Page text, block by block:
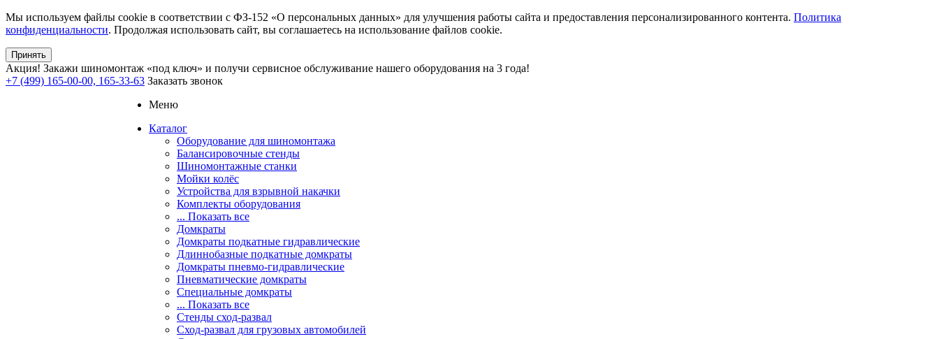
Мы используем файлы cookie в соответствии с ФЗ-152 «О персональных данных» для улучшения работы сайта и предоставления персонализированного контента. Политика
конфиденциальности. Продолжая использовать сайт, вы соглашаетесь на использование файлов cookie.
Принять
Акция! Закажи шиномонтаж «под ключ» и получи сервисное обслуживание нашего оборудования на 3 года!
+7 (499) 165-00-00, 165-33-63 Заказать звонок
Меню
Каталог
Оборудование для шиномонтажа
Балансировочные стенды
Шиномонтажные станки
Мойки колёс
Устройства для взрывной накачки
Комплекты оборудования
... Показать все
Домкраты
Домкраты подкатные гидравлические
Длиннобазные подкатные домкраты
Домкраты пневмо-гидравлические
Пневматические домкраты
Специальные домкраты
... Показать все
Стенды сход-развал
Сход-развал для грузовых автомобилей